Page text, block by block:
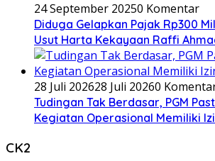
24 September 20250 Komentar
Diduga Gelapkan Pajak Rp300
Usut Harta Kekayaan Raffi
28 Juli 202628 Juli 20260
Tudingan Tak Berdasar, PGM
Kegiatan Operasional Memiliki
CK2